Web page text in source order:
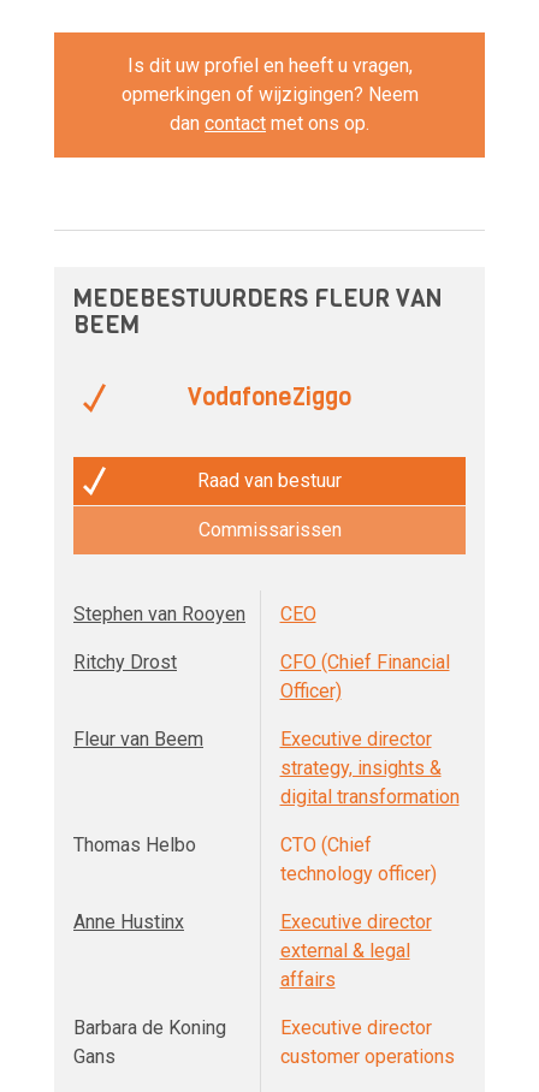
Is dit uw profiel en heeft u vragen,
opmerkingen of wijzigingen? Neem
dan contact met ons op.
MEDEBESTUURDERS FLEUR VAN
BEEM
VodafoneZiggo
Raad van bestuur
Commissarissen
Stephen van Rooyen CEO
Ritchy Drost
CFO (Chief Financial
Officer)
Fleur van Beem
Executive director
strategy, insights &
digital transformation
Thomas Helbo
CTO (Chief
technology officer)
Anne Hustinx
Executive director
external & legal
affairs
Barbara de Koning
Gans
Executive director
customer operations